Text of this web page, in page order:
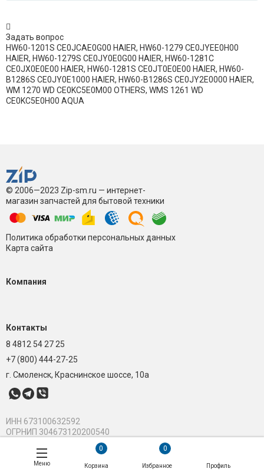
Задать вопрос
HW60-1201S CE0JCAE0G00 HAIER, HW60-1279 CE0JYEE0H00
HAIER, HW60-1279S CE0JY0E0G00 HAIER, HW60-1281C
CE0JX0E0E00 HAIER, HW60-1281S CE0JT0E0E00 HAIER, HW60-
B1286S CE0JY0E1000 HAIER, HW60-B1286S CE0JY2E0000 HAIER,
WM 1270 WD CE0KC5E0M00 OTHERS, WMS 1261 WD
CE0KC5E0H00 AQUA
© 2006—2023 Zip-sm.ru — интернет-
магазин запчастей для бытовой техники
Политика обработки персональных данных
Карта сайта
Компания
Контакты
8 4812 54 27 25
+7 (800) 444-27-25
г. Смоленск, Краснинское шоссе, 10а
ИНН 673100632592
ОГРНИП 304673120200540
Меню
0
Корзина
0
Избранное Профиль